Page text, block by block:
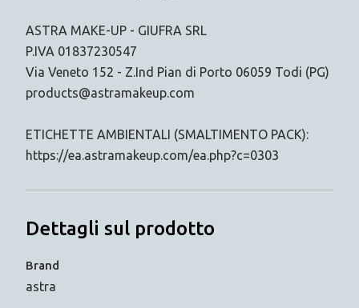
ASTRA MAKE-UP - GIUFRA SRL
P.IVA 01837230547
Via Veneto 152 - Z.Ind Pian di Porto 06059 Todi (PG)
products@astramakeup.com
ETICHETTE AMBIENTALI (SMALTIMENTO PACK):
https://ea.astramakeup.com/ea.php?c=0303
Dettagli sul prodotto
Brand
astra